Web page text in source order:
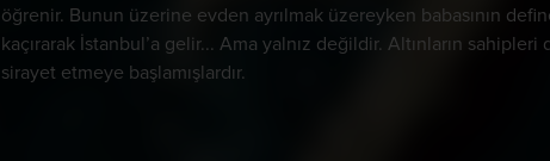
öğrenir. Bunun üzerine evden ayrılmak üzereyken babasının
kaçırarak İstanbul’a gelir... Ama yalnız değildir. Altınların
sirayet etmeye başlamışlardır.